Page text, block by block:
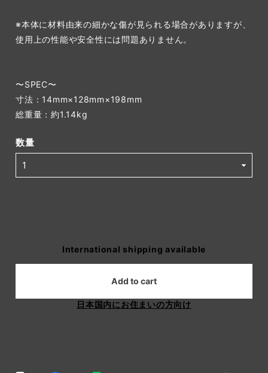
※本体に材料由来の細かな傷が見られる場合がありますが、
使用上の性能や安全性には問題ありません。
〜SPEC〜
寸法：14mm×128mm×198mm
総重量：約1.14kg
数量
International shipping available
Add to cart
日本国内にお住まいの方向け